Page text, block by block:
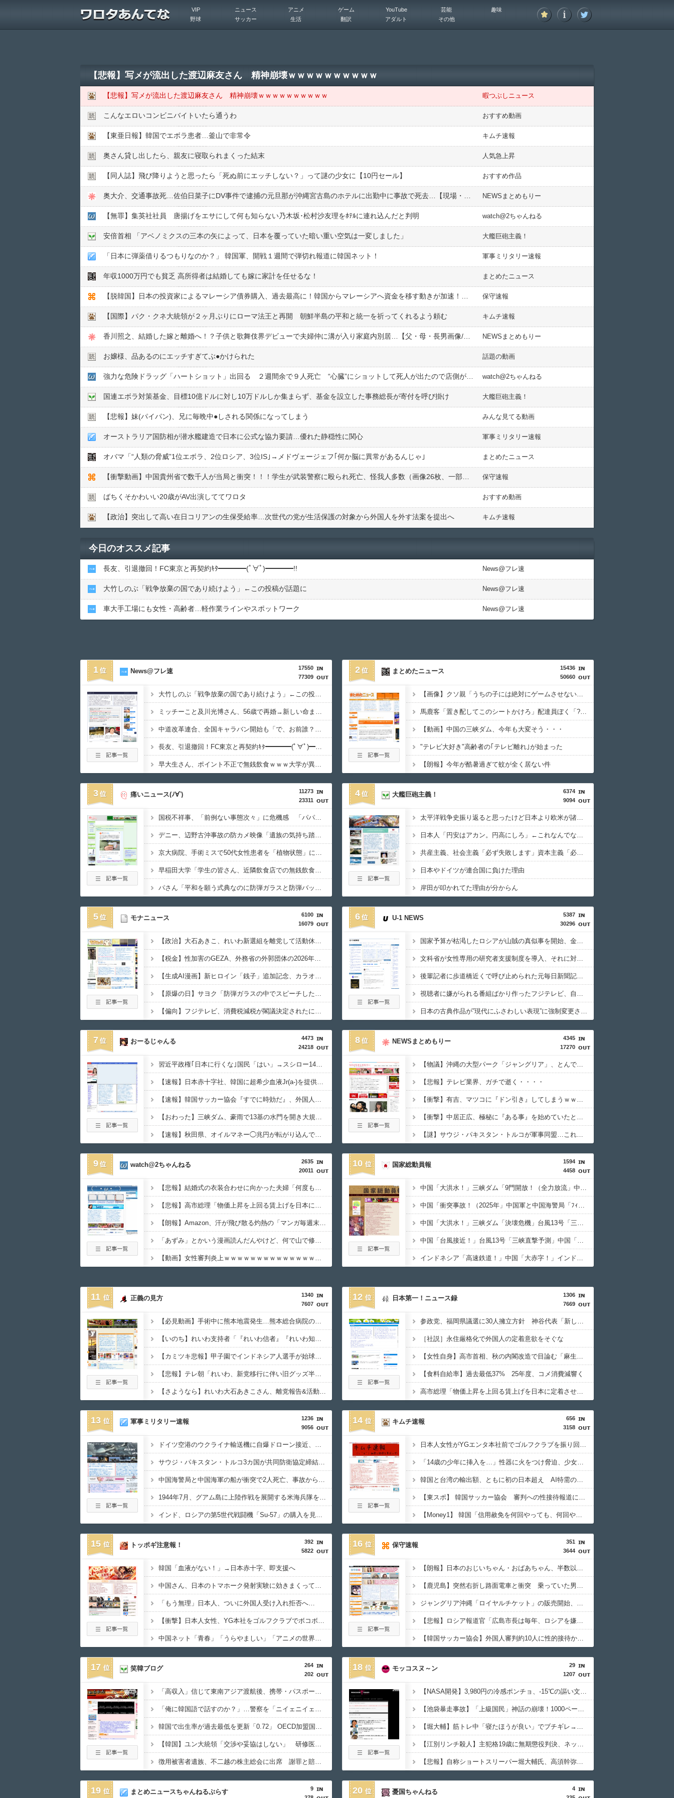
VIP ニュース アニメ ゲーム YouTube 芸能
趣味
野球
サッカー 生活 翻訳 アダルト その他
【悲報】写メが流出した渡辺麻友さん 精神崩壊ｗｗｗｗｗｗｗｗｗｗ
【悲報】写メが流出した渡辺麻友さん 精神崩壊ｗｗｗｗｗｗｗｗｗｗ 暇つぶしニュース
こんなエロいコンビニバイトいたら通うわ おすすめ動画
【東亜日報】韓国でエボラ患者…釜山で非常令 キムチ速報
奥さん貸し出したら、親友に寝取られまくった結末 人気急上昇
【同人誌】飛び降りようと思ったら「死ぬ前にエッチしない？」って謎の少女に【10円セール】 おすすめ作品
NEWSまとめもりー
【無罪】集英社社員 唐揚げをエサにして何も知らない乃木坂･松村沙友理をﾎﾃﾙに連れ込んだと判明 watch@2ちゃんねる
安倍首相 「アベノミクスの三本の矢によって、日本を覆っていた暗い重い空気は一変しました」 大艦巨砲主義！
「日本に弾薬借りるつもりなのか？」 韓国軍、開戦１週間で弾切れ報道に韓国ネット！ 軍事ミリタリー速報
年収1000万円でも貧乏 高所得者は結婚しても嫁に家計を任せるな！ まとめたニュース
保守速報
【国際】パク・クネ大統領が２ヶ月ぶりにローマ法王と再開 朝鮮半島の平和と統一を祈ってくれるよう頼む キムチ速報
NEWSまとめもりー
お嬢様、品あるのにエッチすぎてぶ●︎かけられた 話題の動画
watch@2ちゃんねる
国連エボラ対策基金、目標10億ドルに対し10万ドルしか集まらず、基金を設立した事務総長が寄付を呼び掛け 大艦巨砲主義！
【悲報】妹(パイパン)、兄に毎晩中●︎しされる関係になってしまう みんな見てる動画
オーストラリア国防相が潜水艦建造で日本に公式な協力要請…優れた静穏性に関心 軍事ミリタリー速報
オバマ「“人類の脅威”1位エボラ、2位ロシア、3位IS｣→メドヴェージェフ｢何か脳に異常があるんじゃ｣ まとめたニュース
保守速報
ばちくそかわいい20歳がAV出演しててワロタ おすすめ動画
【政治】突出して高い在日コリアンの生保受給率…次世代の党が生活保護の対象から外国人を外す法案を提出へ キムチ速報
今日のオススメ記事
長友、引退撤回！FC東京と再契約ｷﾀ━━━━(ﾟ∀ﾟ)━━━━!! News@フレ速
大竹しのぶ「戦争放棄の国であり続けよう」←この投稿が話題に News@フレ速
車大手工場にも女性・高齢者…軽作業ラインやスポットワーク News@フレ速
1
17550
77309
News@フレ速
大竹しのぶ「戦争放棄の国であり続けよう」←この投稿が話題に
ミッチーこと及川光博さん、56歳で再婚→新しい命まで授かるｗｗｗｗｗ
中道改革連合、全国キャラバン開始も「で、お前誰？」状態ｗｗｗｗｗ
長友、引退撤回！FC東京と再契約ｷﾀ━━━━(ﾟ∀ﾟ)━━━━!!
早大生さん、ポイント不正で無銭飲食ｗｗｗ大学が異例の警告へ
2
15436
50660
まとめたニュース
【画像】クソ親「うちの子には絶対にゲームさせないしテレビも見させない！！！！！」
馬鹿客「置き配してこのシートかけろ」配達員ぼく「????」
【動画】中国の三峡ダム、今年も大変そう・・・
"テレビ大好き"高齢者の｢テレビ離れ｣が始まった
【朗報】今年が酷暑過ぎて蚊が全く居ない件
3
11273
23311
痛いニュース(ﾉ∀`)
国税不祥事、「前例ない事態次々」に危機感 「パパ活」、情報漏えいも
デニー、辺野古沖事故の防カメ映像「遺族の気持ち踏まえたものかくみ取り切れず」
京大病院、手術ミスで50代女性患者を「植物状態」に 脳腫瘍摘出手術で腫瘍の無い部位を摘出してしまう
早稲田大学「学生の皆さん、近隣飲食店での無銭飲食はやめてください」
パさん「平和を願う式典なのに防弾ガラスと防弾バッグSPで囲まれた壇上でスピーチする人が総理大臣」
4
6374
9094
大艦巨砲主義！
太平洋戦争史振り返ると思ったけど日本より欧米が諸悪の根源やん
日本人「円安はアカン。円高にしろ」←これなんでなんや
共産主義、社会主義「必ず失敗します」資本主義「必ず少子化します」
日本やドイツが連合国に負けた理由
岸田が叩かれてた理由が分からん
5
6100
16079
モナニュース
【政治】大石あきこ、れいわ新選組を離党して活動休止…「スジは通します」とは何だったのか
【税金】性加害のGEZA、外務省の外郭団体の2026年度準公金事業に選ばれていた…ネット「首相を小馬鹿にしながら公金に群がってたの？」「右手で補助金もらいながら左手で反政府」
【生成AI漫画】新ヒロイン「銭子」追加記念、カラオケ懇親パーティー
【原爆の日】サヨク「防弾ガラスの中でスピーチした総理がこれまでいたんだろうか。オバマ大統領でさえ、防弾ガラスなんてなかった！」→石破茂＆オバマ大統領も使ってました
【偏向】フジテレビ、消費税減税が閣議決定されたにも関わらず、消費税減税に反対する大学生を用意して印象操作
6
5387
30296
U-1 NEWS
国家予算が枯渇したロシアが山賊の真似事を開始、金銀貴金属じゃなくて自動車とかってところがリアリティありすぎる……
文科省が女性専用の研究者支援制度を導入、それに対して子育て負担に苦しむ若手男性研究者は……
後輩記者に歩道橋近くで呼び止められた元毎日新聞記者、「元毎日と名乗ってSNSで活動するな」と要求されてしまい……
視聴者に嫌がられる番組ばかり作ったフジテレビ、自業自得すぎる立場に陥ってしまい……
日本の古典作品が”現代にふさわしい表現”に強制変更される事態が進行中、今の価値観に照らせば……
7
4473
24218
おーるじゃんる
習近平政権｢日本に行くな｣国民「はい」→スシロー14時間待ちｗ
【速報】日本赤十字社、韓国に超希少血液Jr(a-)を提供「韓国内では適合する血液を確保できなかった」※今回で4回目
【速報】韓国サッカー協会『すでに時効だ』、外国人審判らへ性的接待疑惑→ロンドン五輪は銅メダルはく奪の可能性「審判の国籍は日本、UAE、イラン」
【おわった】三峡ダム、豪雨で13基の水門を開き大規模放流開始か 下流の工場地帯に洪水流入で崩壊はじまる
【速報】秋田県、オイルマネー◯兆円が転がり込んでガチで東北最強へ
8
4345
17270
NEWSまとめもりー
【物議】沖縄の大型パーク「ジャングリア」、とんでもない物を投入してしまう！！！！！
【悲報】テレビ業界、ガチで逝く・・・・
【衝撃】有吉、マツコに『ドン引き』してしまうｗｗｗｗｗｗｗ
【衝撃】中居正広、極秘に『ある事』を始めていたと判明する・・・
【謎】サウジ・パキスタン・トルコが軍事同盟…これどこと戦う気？
9
2635
20011
watch@2ちゃんねる
【悲報】結婚式の衣装合わせに向かった夫婦「何度も何度も追突され…何が目的か本当に理解できない」東名高速で続いた約1.7キロの追突
【悲報】高市総理「物価上昇を上回る賃上げを日本に定着させる」 →国家公務員月給3.51％増へ 地方公務員も追随する見通し
【朗報】Amazon、汗が飛び散る灼熱の「マンガ毎週末セール（50%還元）」を開催ｗｗｗｗｗｗｗｗｗｗ
「あずみ」とかいう漫画読んだんやけど、何で山で修行しただけの子供達があんなに強いんや
【動画】女性審判炎上ｗｗｗｗｗｗｗｗｗｗｗｗｗｗｗｗｗ
10
1594
4458
国家総動員報
中国「大洪水！」三峡ダム「9門開放！（全力放流」中国都市「三峡沿線の道路水没」中国政府「高速道路封鎖！」中国ダム「緊急放流に合わせて開門（土砂崩れ発生」→
中国「衝突事故！（2025年」中国軍と中国海警局「ﾌｨﾘﾋﾟﾝ船の追跡中に衝突！（8/11」中国「2人死亡」中国政府「1年間隠蔽」日本「隠蔽された事実報道！（2026年」→
中国「大洪水！」三峡ダム「決壊危機」台風13号「三峡直撃確定」日本「最も強い勢力で接近！（伊勢湾台風級」台風13号と15号「中国本土でぶつかり合う（前代未聞」→
中国「台風接近！」台風13号「三峡直撃予測」中国「上流大洪水！（三峡上流」中国都市「8/5の映像（動画」三峡ダム「緊急放流（決壊危機」中国「下流大水害（震え声」→
インドネシア「高速鉄道！」中国「大赤字！」インドネシア「運営会社の株式購入！（負債対策」中国「はい（巨額負債」インドネシア「700km延伸計画！（実質中止」→
11
1340
7607
正義の見方
【必見動画】手術中に熊本地震発生…熊本総合病院の例のカメラ映像、ノーカットver.が公開される
【いのち】れいわ支持者「『れいわ信者』『れいわ知能』は差別的。放送禁止用語にすべき。オールドメディアは配慮を」→かわりにピッタリの名称が爆誕してしまうw
【カミツキ悲報】甲子園でインドネシア人選手が始球式→日本保守党・百田尚樹代表「甲子園を政治利用するな！」
【悲報】テレ朝「れいわ、新党移行に伴い旧グッズ半額セール開催。でも『秘書給与疑惑』あるよね＾＾」
【さようなら】れいわ大石あきこさん、離党報告&活動休止を宣言
12
1306
7669
日本第一！ニュース録
参政党、福岡県議選に30人擁立方針 神谷代表「新しい選択肢を」
［社説］永住厳格化で外国人の定着意欲をそぐな
【女性自身】高市首相、秋の内閣改造で目論む「麻生支配からの脱却」…茂木敏充氏も小林鷹之氏もクビ
【食料自給率】過去最低37% 25年度、コメ消費減響く
高市総理「物価上昇を上回る賃上げを日本に定着させる」 →国家公務員月給3.51％増へ 地方公務員も追随する見通し
13
1236
9056
軍事ミリタリー速報
ドイツ空港のウクライナ輸送機に自爆ドローン接近、見つけた空港職員が蹴り落とす…高性能プラスチック爆弾搭載！
サウジ・パキスタン・トルコ3カ国が共同防衛協定締結…「イスラム版NATO」指摘も！
中国海警局と中国海軍の船が衝突で2人死亡、事故から約1年を経て公表…南シナ海でフィリピン船を追跡中！
1944年7月、グアム島に上陸作戦を展開する米海兵隊を空撮！
インド、ロシアの第5世代戦闘機「Su-57」の購入を見送りか！
14
656
3158
キムチ速報
日本人女性がYGエンタ本社前でゴルフクラブを振り回し逮捕…韓国
「14歳の少年に挿入を…」性器に火をつけ脅迫、少女達はモップで…657人が死亡した韓国“最悪の人権侵害”のおぞましすぎる実態
韓国と台湾の輸出額、ともに初の日本超え AI特需の恩恵で差 26年上期
【東スポ】 韓国サッカー協会 審判への性接待報道にＳＮＳ紛糾「徹底追及」「２００２年はどうなの？」
【Money1】 韓国「信用赦免を何回やっても、何回やっても」⇒ 257万人赦免したのに60万人がまた延滞者に転落！
15
392
5822
トッポギ注意報！
韓国「血液がない！」→日本赤十字、即支援へ
中国さん、日本のトマホーク発射実験に効きまくってしまうｗｗｗｗｗ
「もう無理」日本人、ついに外国人受け入れ拒否へ…
【衝撃】日本人女性、YG本社をゴルフクラブでボコボコにして現行犯逮捕ｗｗｗ
中国ネット「青春」「うらやましい」「アニメの世界が現実に」
16
351
3644
保守速報
【朗報】日本のおじいちゃん・おばあちゃん、半数以上がSNSを使いこなしていたｗｗｗｗｗ
【鹿児島】突然右折し路面電車と衝突 乗っていた男女3人は車を放置しダッシュで逃走中
ジャングリア沖縄「ロイヤルチケット」の販売開始、大人29,700円にｗｗｗｗｗｗｗｗｗ
【悲報】ロシア報道官「広島市長は毎年、ロシアを嫌悪する『偽りの呪文』を繰り返し、日本人をゾンビ化させている」と主張
【韓国サッカー協会】外国人審判約10人に性的接待か 計1496回、約2億ウォン（約2200万円）
17
264
202
笑韓ブログ
「高収入」信じて東南アジア渡航後、携帯・パスポート奪われ監禁…韓国人の被害急増
「俺に韓国語で話すのか？」…警察を「ニイェニイェニイェ」とからかう韓国滞在外国人の投稿動画が物議
韓国で出生率が過去最低を更新「0.72」 OECD加盟国で唯一 1を下回る
【韓国】ユン大統領「交渉や妥協はしない」 研修医集団ボイコット受け
徴用被害者遺族、不二越の株主総会に出席 謝罪と賠償求める
18
29
1207
モッコスヌ～ン
【NASA開発】3,980円の冷感ポンチョ、-15℃の謳い文句にネット騒然
【池袋暴走事故】「上級国民」神話の崩壊！1000ページの法解釈が明かす不逮捕の真実
【堀大輔】筋トレ中「寝たほうが良い」でブチギレ→器具破壊の瞬間
【江別リンチ殺人】主犯格19歳に無期懲役判決、ネット「死刑でいい」と激怒
【悲報】自称ショートスリーパー堀大輔氏、高須幹弥に医学的指摘され激昂→FXで億単位損失も発覚
19
9
まとめニュースちゃんねるぷらす 20
4
憂国ちゃんねる